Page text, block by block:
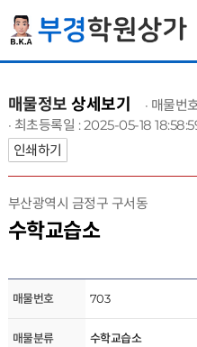
매물정보상세보기
· 매물번
· 최초등록일 : 2025-05-18
인쇄하기
부산광역시 금정구 구서동
수학교습소
매물번호 703
매물분류 수학교습소